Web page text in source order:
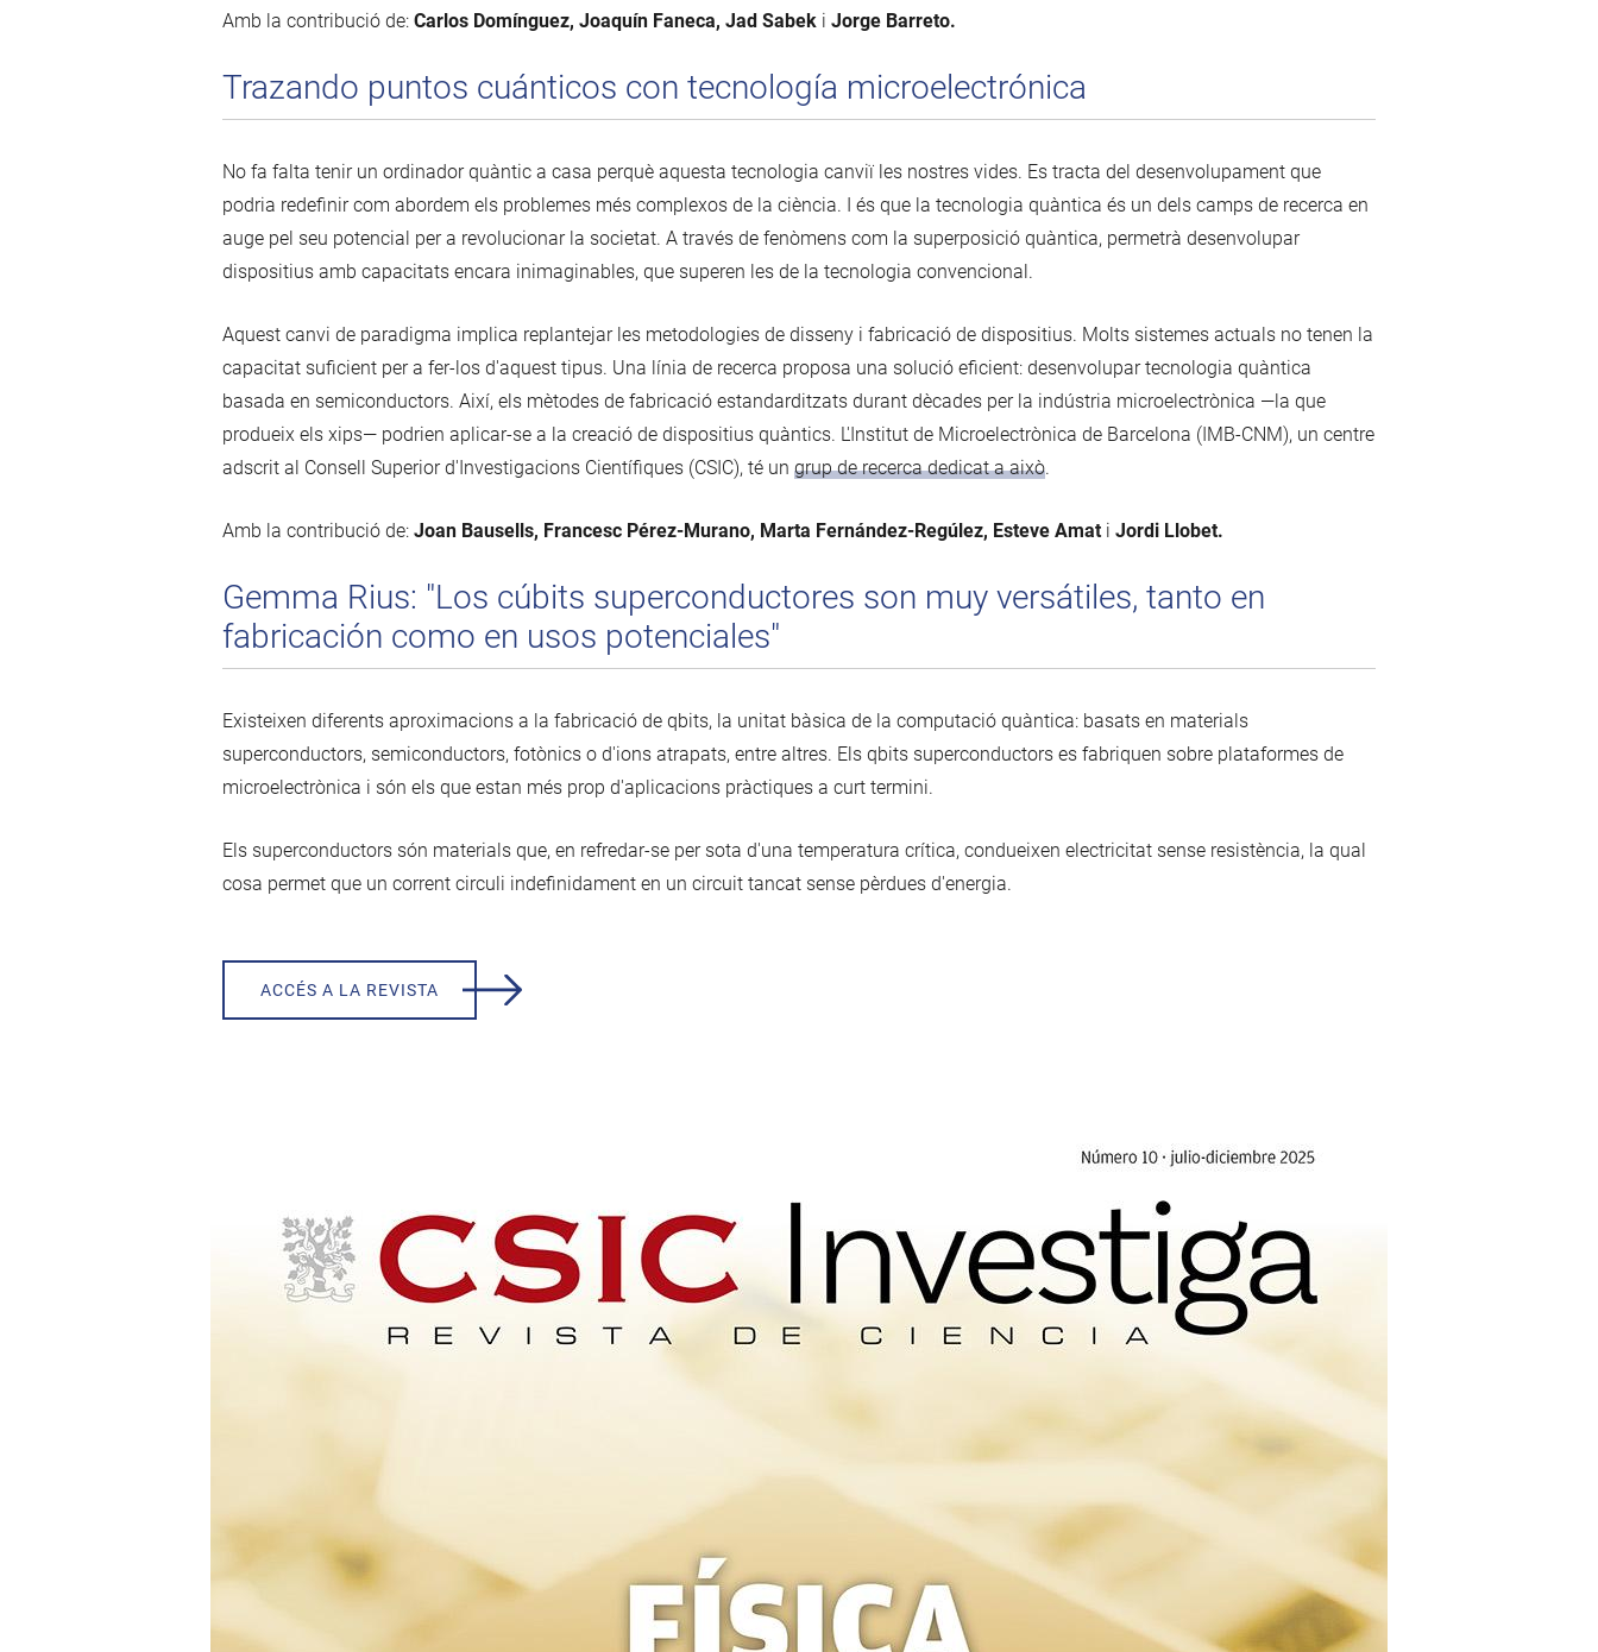
Amb la contribució de: Carlos Domínguez, Joaquín Faneca, Jad Sabek i Jorge Barreto.
Trazando puntos cuánticos con tecnología microelectrónica
No fa falta tenir un ordinador quàntic a casa perquè aquesta tecnologia canviï les nostres vides. Es tracta del desenvolupament que
podria redefinir com abordem els problemes més complexos de la ciència. I és que la tecnologia quàntica és un dels camps de recerca en
auge pel seu potencial per a revolucionar la societat. A través de fenòmens com la superposició quàntica, permetrà desenvolupar
dispositius amb capacitats encara inimaginables, que superen les de la tecnologia convencional.
Aquest canvi de paradigma implica replantejar les metodologies de disseny i fabricació de dispositius. Molts sistemes actuals no tenen la
capacitat suficient per a fer-los d'aquest tipus. Una línia de recerca proposa una solució eficient: desenvolupar tecnologia quàntica
basada en semiconductors. Així, els mètodes de fabricació estandarditzats durant dècades per la indústria microelectrònica —la que
produeix els xips— podrien aplicar-se a la creació de dispositius quàntics. L'Institut de Microelectrònica de Barcelona (IMB-CNM), un centre
adscrit al Consell Superior d'Investigacions Científiques (CSIC), té un grup de recerca dedicat a això.
Amb la contribució de: Joan Bausells, Francesc Pérez-Murano, Marta Fernández-Regúlez, Esteve Amat i Jordi Llobet.
Gemma Rius: "Los cúbits superconductores son muy versátiles, tanto en
fabricación como en usos potenciales"
Existeixen diferents aproximacions a la fabricació de qbits, la unitat bàsica de la computació quàntica: basats en materials
superconductors, semiconductors, fotònics o d'ions atrapats, entre altres. Els qbits superconductors es fabriquen sobre plataformes de
microelectrònica i són els que estan més prop d'aplicacions pràctiques a curt termini.
Els superconductors són materials que, en refredar-se per sota d'una temperatura crítica, condueixen electricitat sense resistència, la qual
cosa permet que un corrent circuli indefinidament en un circuit tancat sense pèrdues d'energia.
ACCÉS A LA REVISTA